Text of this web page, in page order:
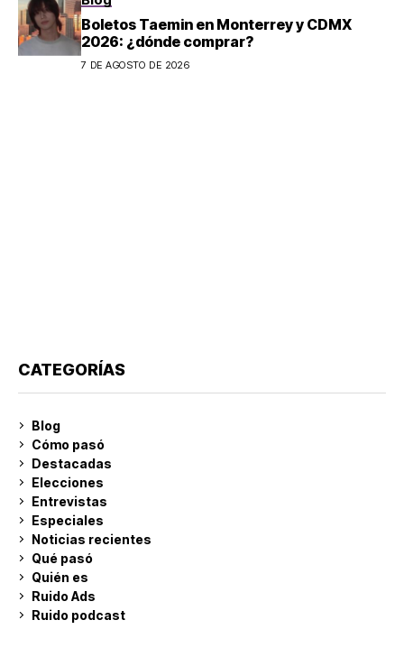
Boletos Taemin en Monterrey y CDMX
2026: ¿dónde comprar?
7 DE AGOSTO DE 2026
CATEGORÍAS
Blog
Cómo pasó
Destacadas
Elecciones
Entrevistas
Especiales
Noticias recientes
Qué pasó
Quién es
Ruido Ads
Ruido podcast